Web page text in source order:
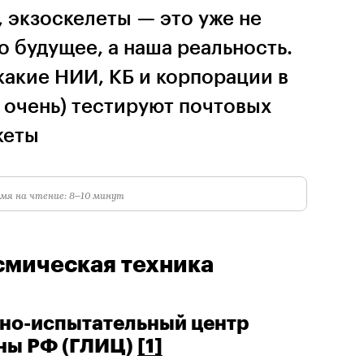
— это уже не
будущее, а наша реальность.
НИИ, КБ и корпорации в
тестируют почтовых
на чтение: 8–10 минут
техника
испытательный центр
РФ (ГЛИЦ) [1]